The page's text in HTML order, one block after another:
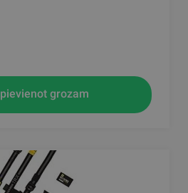
pievienot grozam